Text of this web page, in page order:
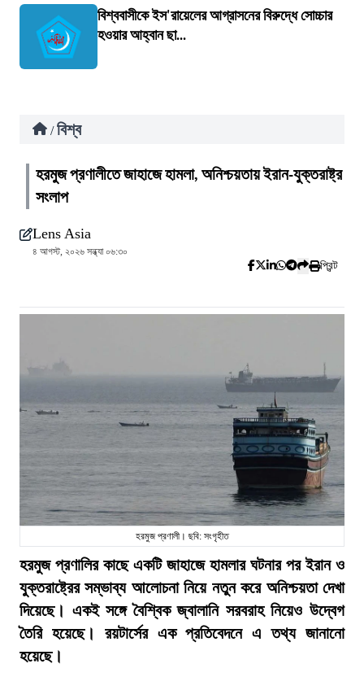
বিশ্ববাসীকে ইস'রায়েলের আগ্রাসনের বিরুদ্ধে সোচ্চার
হওয়ার আহ্বান ছা...
/ বিশ্ব
হরমুজ প্রণালীতে জাহাজে হামলা, অনিশ্চয়তায় ইরান-যুক্তরাষ্ট্র
সংলাপ
Lens Asia
৪ আগস্ট, ২০২৬ সন্ধ্যা ০৬:৩০
প্রিন্ট
হরমুজ প্রণালী। ছবি: সংগৃহীত
হরমুজ প্রণালির কাছে একটি জাহাজে হামলার ঘটনার পর ইরান ও
যুক্তরাষ্ট্রের সম্ভাব্য আলোচনা নিয়ে নতুন করে অনিশ্চয়তা দেখা
দিয়েছে। একই সঙ্গে বৈশ্বিক জ্বালানি সরবরাহ নিয়েও উদ্বেগ
তৈরি হয়েছে। রয়টার্সের এক প্রতিবেদনে এ তথ্য জানানো
হয়েছে।